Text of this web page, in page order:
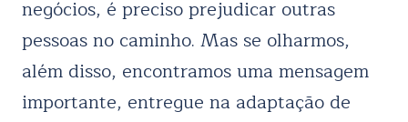
negócios, é preciso prejudicar outras
pessoas no caminho. Mas se olharmos,
além disso, encontramos uma mensagem
importante, entregue na adaptação de